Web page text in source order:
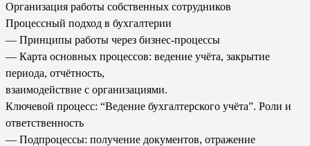
Организация работы собственных сотрудников
Процессный подход в бухгалтерии
— Принципы работы через бизнес-процессы
— Карта основных процессов: ведение учёта, закрытие
периода, отчётность,
взаимодействие с организациями.
Ключевой процесс: “Ведение бухгалтерского учёта”. Роли и
ответственность
— Подпроцессы: получение документов, отражение